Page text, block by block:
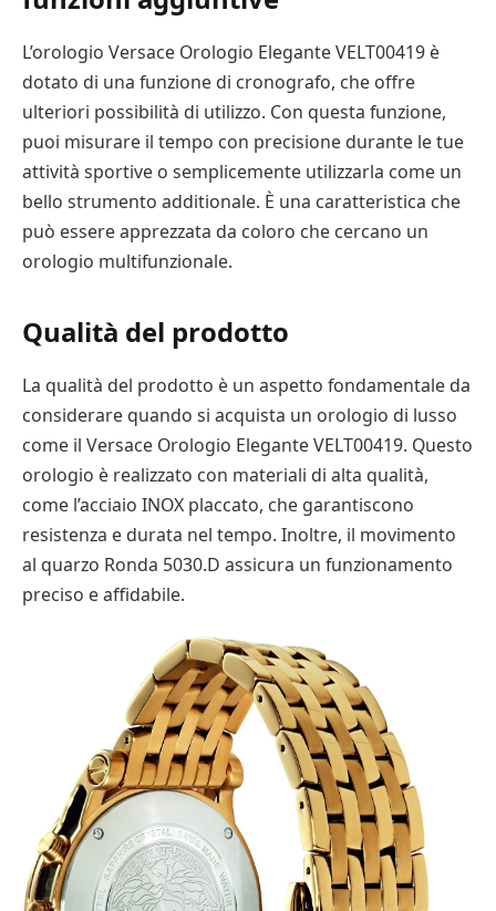
L’orologio Versace Orologio Elegante VELT00419 è
dotato di una funzione di cronografo, che offre
ulteriori possibilità di utilizzo. Con questa funzione,
puoi misurare il tempo con precisione durante le tue
attività sportive o semplicemente utilizzarla come un
bello strumento additionale. È una caratteristica che
può essere apprezzata da coloro che cercano un
orologio multifunzionale.
Qualità del prodotto
La qualità del prodotto è un aspetto fondamentale da
considerare quando si acquista un orologio di lusso
come il Versace Orologio Elegante VELT00419. Questo
orologio è realizzato con materiali di alta qualità,
come l’acciaio INOX placcato, che garantiscono
resistenza e durata nel tempo. Inoltre, il movimento
al quarzo Ronda 5030.D assicura un funzionamento
preciso e affidabile.